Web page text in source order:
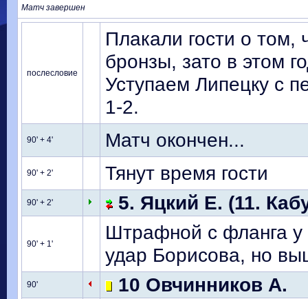
Матч завершен
послесловие
Плакали гости о
бронзы, зато в этом
Уступаем Липецку с
1-2.
90' + 4' Матч окончен...
90' + 2' Тянут время гости
90' + 2' 5. Яцкий Е. (11.
90' + 1'
Штрафной с фланга у
удар Борисова, но
90' 10 Овчинников А.